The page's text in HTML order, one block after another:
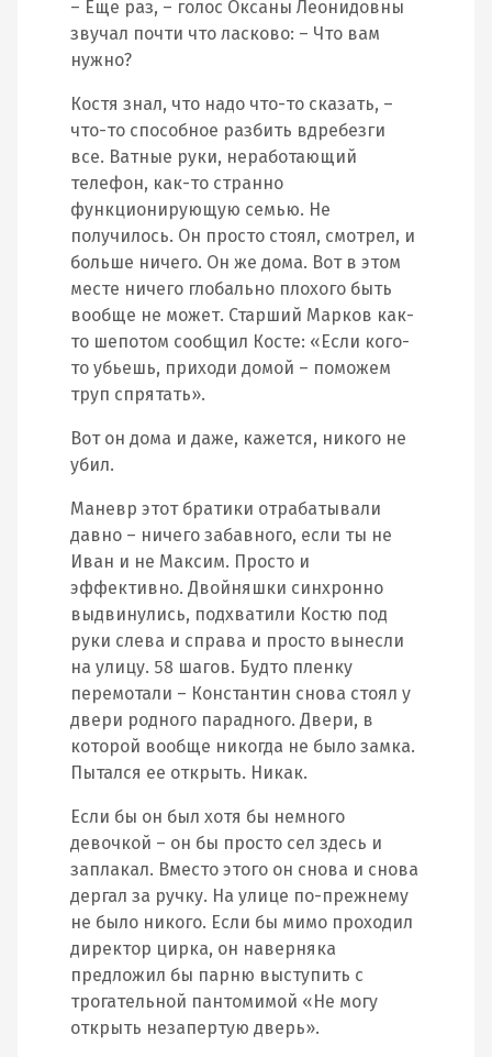
– Еще раз, – голос Оксаны Леонидовны
звучал почти что ласково: – Что вам
нужно?
Костя знал, что надо что-то сказать, –
что-то способное разбить вдребезги
все. Ватные руки, неработающий
телефон, как-то странно
функционирующую семью. Не
получилось. Он просто стоял, смотрел, и
больше ничего. Он же дома. Вот в этом
месте ничего глобально плохого быть
вообще не может. Старший Марков как-
то шепотом сообщил Косте: «Если кого-
то убьешь, приходи домой – поможем
труп спрятать».
Вот он дома и даже, кажется, никого не
убил.
Маневр этот братики отрабатывали
давно – ничего забавного, если ты не
Иван и не Максим. Просто и
эффективно. Двойняшки синхронно
выдвинулись, подхватили Костю под
руки слева и справа и просто вынесли
на улицу. 58 шагов. Будто пленку
перемотали – Константин снова стоял у
двери родного парадного. Двери, в
которой вообще никогда не было замка.
Пытался ее открыть. Никак.
Если бы он был хотя бы немного
девочкой – он бы просто сел здесь и
заплакал. Вместо этого он снова и снова
дергал за ручку. На улице по-прежнему
не было никого. Если бы мимо проходил
директор цирка, он наверняка
предложил бы парню выступить с
трогательной пантомимой «Не могу
открыть незапертую дверь».